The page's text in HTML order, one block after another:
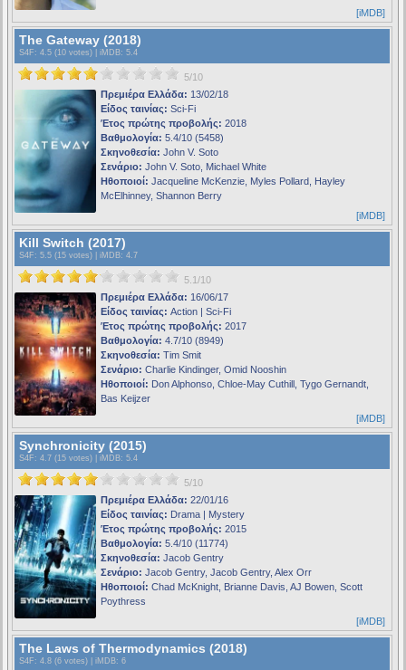
[iMDB]
The Gateway (2018)
S4F : 4.5 (10 votes) | iMDB: 5.4
5/10
Πρεμιέρα Ελλάδα: 13/02/18
Είδος ταινίας: Sci-Fi
Έτος πρώτης προβολής: 2018
Βαθμολογία: 5.4/10 (5458)
Σκηνοθεσία: John V. Soto
Σενάριο: John V. Soto, Michael White
Ηθοποιοί: Jacqueline McKenzie, Myles Pollard, Hayley
McElhinney, Shannon Berry
[iMDB]
Kill Switch (2017)
S4F : 5.5 (15 votes) | iMDB: 4.7
5.1/10
Πρεμιέρα Ελλάδα: 16/06/17
Είδος ταινίας: Action | Sci-Fi
Έτος πρώτης προβολής: 2017
Βαθμολογία: 4.7/10 (8949)
Σκηνοθεσία: Tim Smit
Σενάριο: Charlie Kindinger, Omid Nooshin
Ηθοποιοί: Don Alphonso, Chloe-May Cuthill, Tygo Gernandt,
Bas Keijzer
[iMDB]
Synchronicity (2015)
S4F : 4.7 (15 votes) | iMDB: 5.4
5/10
Πρεμιέρα Ελλάδα: 22/01/16
Είδος ταινίας: Drama | Mystery
Έτος πρώτης προβολής: 2015
Βαθμολογία: 5.4/10 (11774)
Σκηνοθεσία: Jacob Gentry
Σενάριο: Jacob Gentry, Jacob Gentry, Alex Orr
Ηθοποιοί: Chad McKnight, Brianne Davis, AJ Bowen, Scott
Poythress
[iMDB]
The Laws of Thermodynamics (2018)
S4F : 4.8 (6 votes) | iMDB: 6